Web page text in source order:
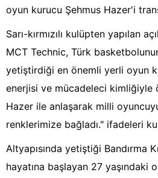
oyun kurucu Şehmus Hazer'i
Sarı-kırmızılı kulüpten yapılan
MCT Technic, Türk
yetiştirdiği en önemli yerli oyun
enerjisi ve mücadeleci kimliğiyle
Hazer ile anlaşarak milli oyuncuyu
renklerimize bağladı." ifadeleri
Altyapısında yetiştiği Bandırma
hayatına başlayan 27 yaşındaki